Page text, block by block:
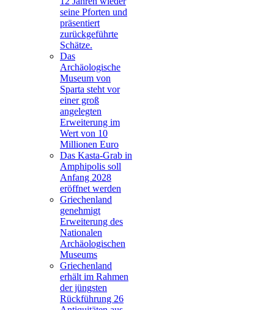
seine Pforten und
präsentiert
zurückgeführte
Schätze.
Das
Archäologische
Museum von
Sparta steht vor
einer groß
angelegten
Erweiterung im
Wert von 10
Millionen Euro
Das Kasta-Grab in
Amphipolis soll
Anfang 2028
eröffnet werden
Griechenland
genehmigt
Erweiterung des
Nationalen
Archäologischen
Museums
Griechenland
erhält im Rahmen
der jüngsten
Rückführung 26